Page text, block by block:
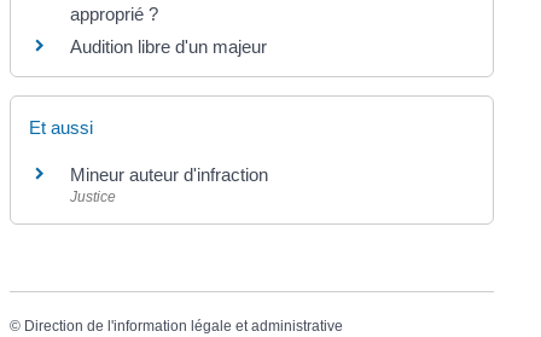
approprié ?
Audition libre d'un majeur
Et aussi
Mineur auteur d'infraction
Justice
© Direction de l'information légale et administrative